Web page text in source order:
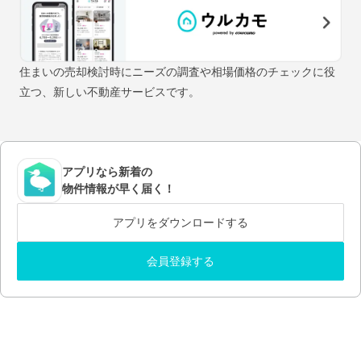
住まいの売却検討時にニーズの調査や相場価格のチェックに役
立つ、新しい不動産サービスです。
アプリなら新着の
物件情報が早く届く！
アプリをダウンロードする
会員登録する